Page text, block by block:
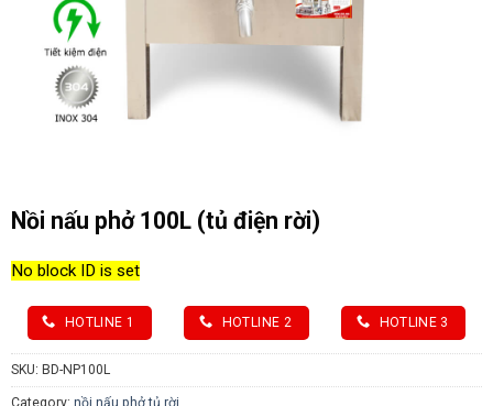
Nồi nấu phở 100L (tủ điện rời)
No block ID is set
HOTLINE 1 HOTLINE 2 HOTLINE 3
SKU: BD-NP100L
Category: nồi nấu phở tủ rời